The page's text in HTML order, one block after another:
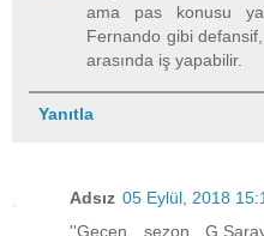
ama pas konusu
Fernando gibi
arasında iş yapabilir.
Yanıtla
Adsız 05 Eylül, 2018
''Geçen sezon